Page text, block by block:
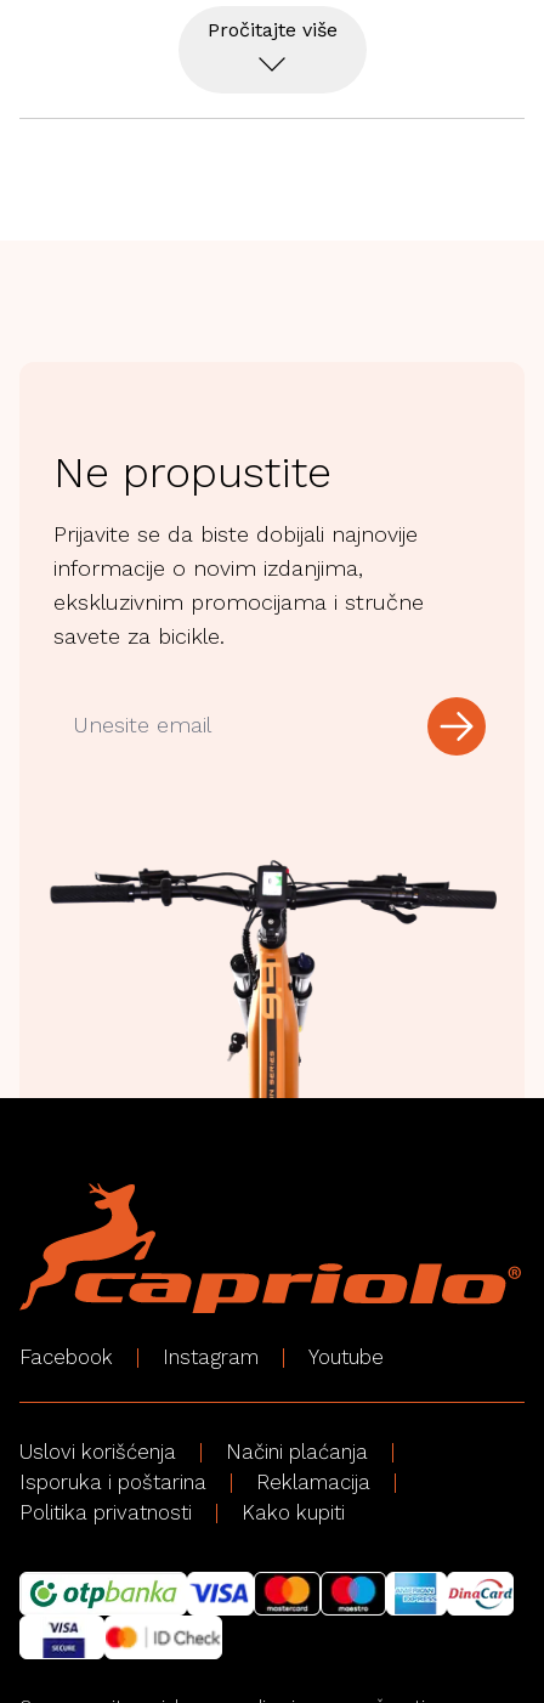
pojaseva sa integrisanim podizačima i ultra-mekanim
kaiševima za ramena brzo-otpuštajući potporni blok
Pročitajte više
Ne propustite
Prijavite se da biste dobijali najnovije
informacije o novim izdanjima,
ekskluzivnim promocijama i stručne
savete za bicikle.
Facebook Instagram Youtube
Uslovi korišćenja
Načini plaćanja
Isporuka i poštarina
Reklamacija
Politika privatnosti
Kako kupiti